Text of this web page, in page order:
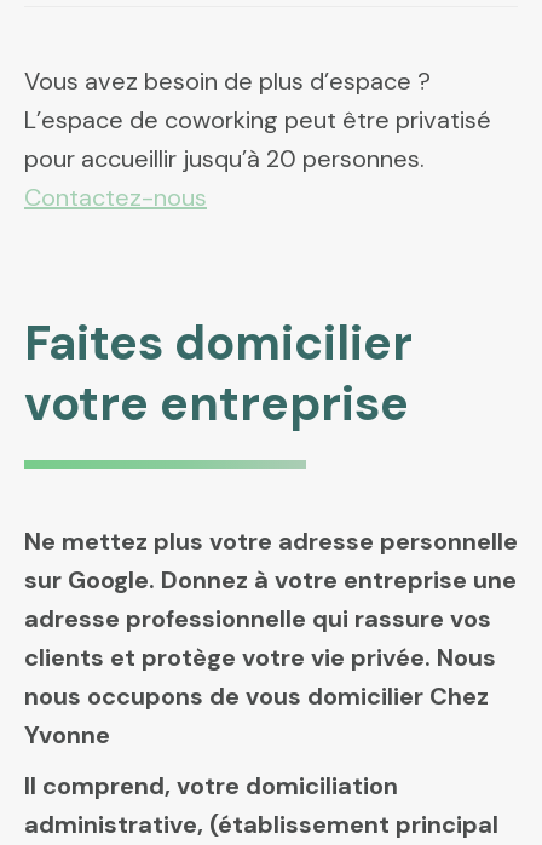
Vous avez besoin de plus d’espace ?
L’espace de coworking peut être privatisé
pour accueillir jusqu’à 20 personnes.
Contactez-nous
Faites domicilier
votre entreprise
Ne mettez plus votre adresse personnelle
sur Google. Donnez à votre entreprise une
adresse professionnelle qui rassure vos
clients et protège votre vie privée. Nous
nous occupons de vous domicilier Chez
Yvonne
Il comprend, votre domiciliation
administrative, (établissement principal